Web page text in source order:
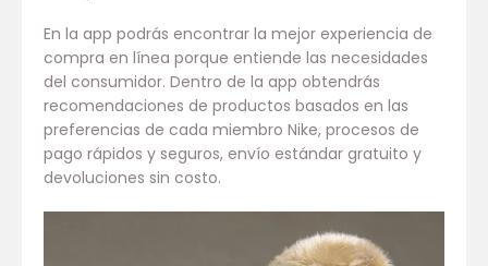
En la app podrás encontrar la mejor experiencia de
compra en línea porque entiende las necesidades
del consumidor. Dentro de la app obtendrás
recomendaciones de productos basados en las
preferencias de cada miembro Nike, procesos de
pago rápidos y seguros, envío estándar gratuito y
devoluciones sin costo.